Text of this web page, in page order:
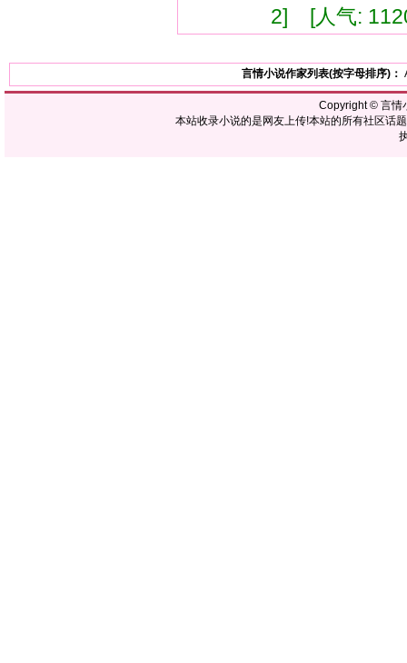
2] [人气:
言情小说作家列表(按字母排序)：
Copyright © 言情
本站收录小说的是网友上传!本站的所有社区话